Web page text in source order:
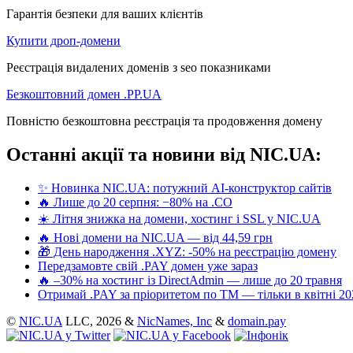
Гарантія безпеки для ваших клієнтів
Купити дроп-домени
Реєстрація видалених доменів з seo показниками
Безкоштовний домен .PP.UA
Повністю безкоштовна реєстрація та продовження домену
Останні акції та новини від NIC.UA:
✨ Новинка NIC.UA: потужний AI-конструктор сайтів
🔥 Лише до 20 серпня: −80% на .CO
☀️ Літня знижка на домени, хостинг і SSL у NIC.UA
🔥 Нові домени на NIC.UA — від 44,59 грн
🎁 День народження .XYZ: -50% на реєстрацію домену
Передзамовте свій .PAY домен уже зараз
🔥 –30% на хостинг із DirectAdmin — лише до 20 травня
Отримай .PAY за пріоритетом по ТМ — тільки в квітні
© NIC.UA LLC, 2026 & NicNames, Inc & domain.pay